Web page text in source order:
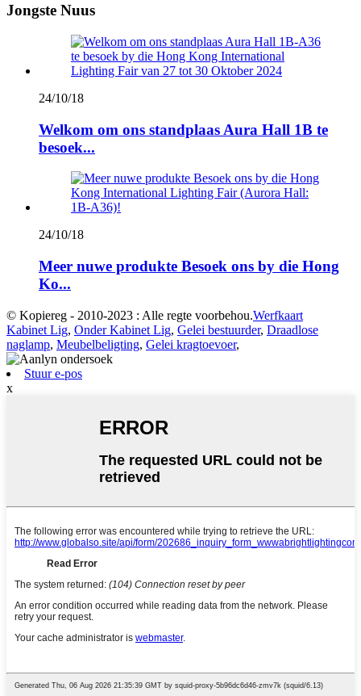
Jongste Nuus
24/10/18
Welkom om ons standplaas Aura Hall 1B te
besoek...
24/10/18
Meer nuwe produkte Besoek ons ​​by die Hong
Ko...
© Kopiereg - 2010-2023 : Alle regte voorbehou.Werfkaart
Kabinet Lig, Onder Kabinet Lig, Gelei bestuurder, Draadlose
naglamp, Meubelbeligting, Gelei kragtoevoer,
Stuur e-pos
x